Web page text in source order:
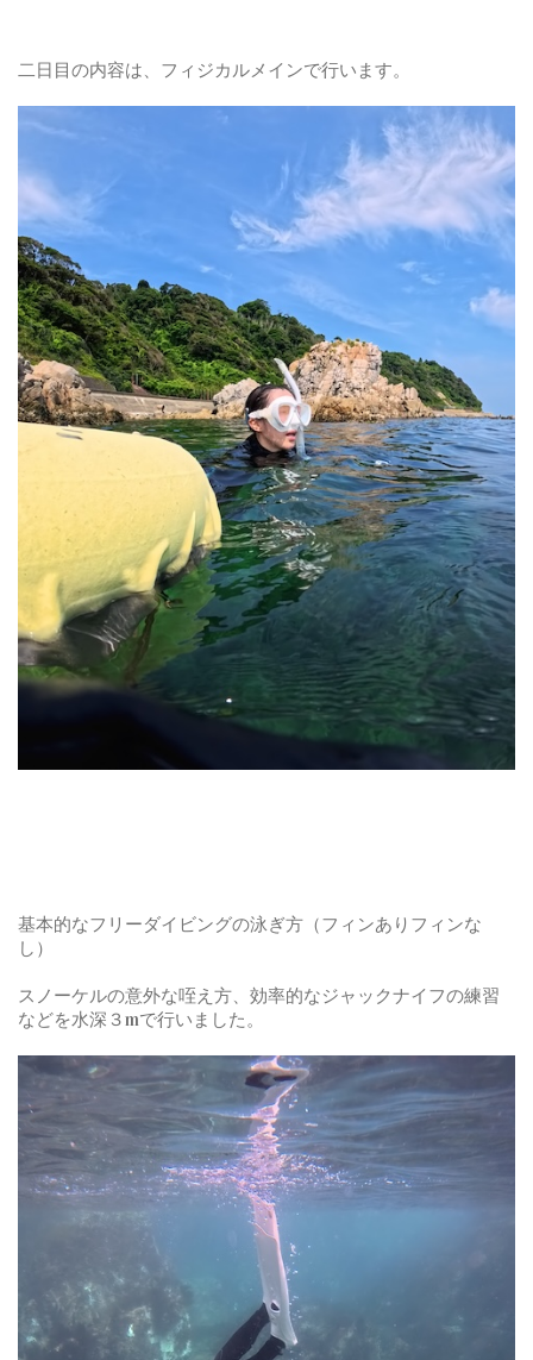
二日目の内容は、フィジカルメインで行います。
基本的なフリーダイビングの泳ぎ方（フィンありフィンな
し）
スノーケルの意外な咥え方、効率的なジャックナイフの練習
などを水深３mで行いました。